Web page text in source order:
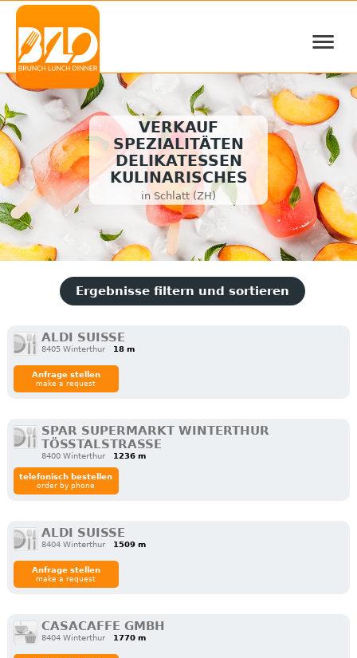
≡
VERKAUF
SPEZIALITÄTEN
DELIKATESSEN
KULINARISCHES
in Schlatt (ZH)
Ergebnisse filtern und sortieren
ALDI SUISSE
8405 Winterthur 18 m
Anfrage stellen
make a request
SPAR SUPERMARKT WINTERTHUR
TÖSSTALSTRASSE
8400 Winterthur 1236 m
telefonisch bestellen
order by phone
ALDI SUISSE
8404 Winterthur 1509 m
Anfrage stellen
make a request
CASACAFFE GMBH
8404 Winterthur 1770 m